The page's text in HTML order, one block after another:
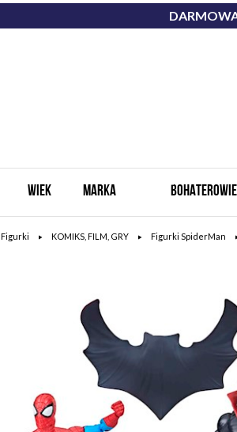
WIEK MARKA BOHATEROWIE
Figurki KOMIKS, FILM, GRY Figurki SpiderMan